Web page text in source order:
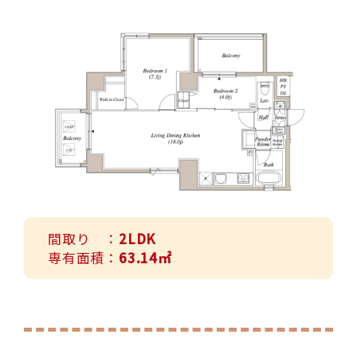
間取り ： 2LDK
専有面積： 63.14㎡